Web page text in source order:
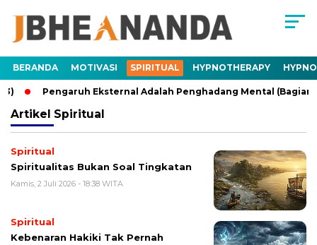
BERANDA MOTIVASI SPIRITUAL HYPNOTHERAPY
Pengaruh Eksternal Adalah Penghadang Mental (Bagian 2)
Artikel Spiritual
Spiritual
Spiritualitas Bukan Soal Tingkatan
Kamis, 2 Juli 2026 - 18:38 WITA
Spiritual
Kebenaran Hakiki Tak Pernah